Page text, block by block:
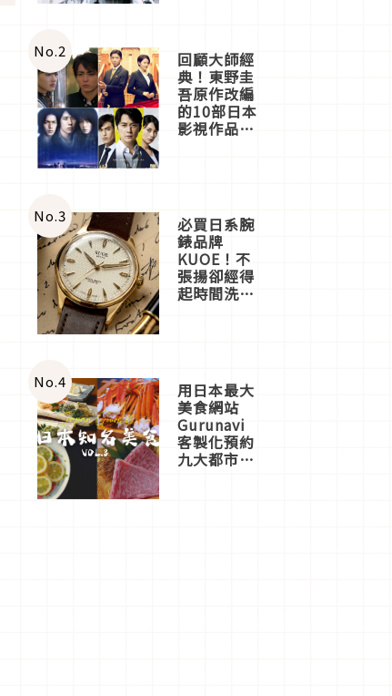
體驗
No.2 回顧大師經
典！東野圭
吾原作改編
的10部日本
影視作品推
No.3 必買日系腕
錶品牌
KUOE！不
張揚卻經得
起時間洗鍊
No.4 用日本最大
美食網站
Gurunavi
客製化預約
九大都市餐